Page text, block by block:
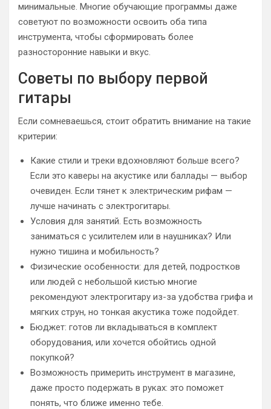
минимальные. Многие обучающие программы даже
советуют по возможности освоить оба типа
инструмента, чтобы сформировать более
разносторонние навыки и вкус.
Советы по выбору первой
гитары
Если сомневаешься, стоит обратить внимание на такие
критерии:
Какие стили и треки вдохновляют больше всего?
Если это каверы на акустике или баллады — выбор
очевиден. Если тянет к электрическим рифам —
лучше начинать с электрогитары.
Условия для занятий. Есть возможность
заниматься с усилителем или в наушниках? Или
нужно тишина и мобильность?
Физические особенности: для детей, подростков
или людей с небольшой кистью многие
рекомендуют электрогитару из-за удобства грифа и
мягких струн, но тонкая акустика тоже подойдет.
Бюджет: готов ли вкладываться в комплект
оборудования, или хочется обойтись одной
покупкой?
Возможность примерить инструмент в магазине,
даже просто подержать в руках: это поможет
понять, что ближе именно тебе.